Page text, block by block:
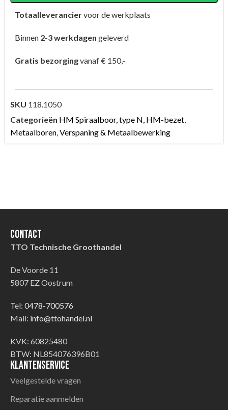
Totaalleveranciervoor de werkplaats
Binnen 2-3 werkdagen geleverd
Gratis bezorgingvanaf € 150,-
SKU 118.1050
Categorieën HM Spiraalboor, type N, HM-bezet,
Metaalboren,Verspaning & Metaalbewerking
Contact
TTO Technische Groothandel
De Voorde 11
5807 EZ Oostrum
Tel: 0478-700576
Mail: info@ttohandel.nl
KVK: 60825480
BTW: NL854076396B01
Klantenservice
Veelgestelde vragen
Reparatie aanmelden